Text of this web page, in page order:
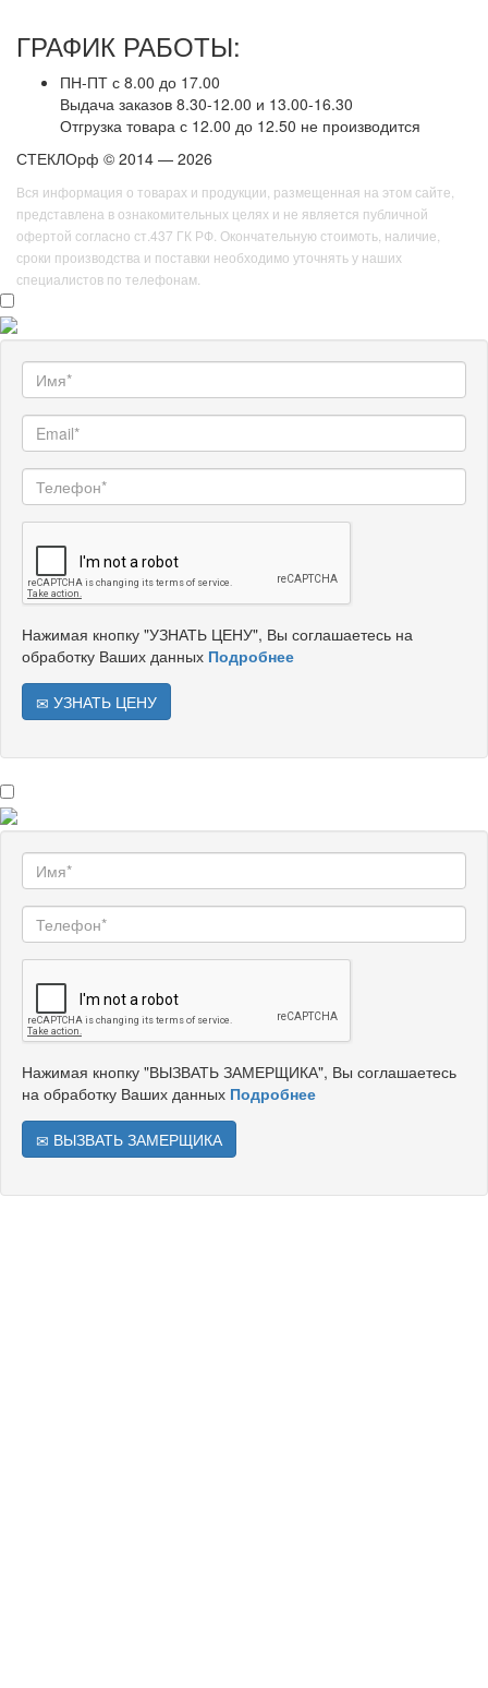
ГРАФИК РАБОТЫ:
ПН-ПТ с 8.00 до 17.00
Выдача заказов 8.30-12.00 и 13.00-16.30
Отгрузка товара с 12.00 до 12.50 не производится
СТЕКЛОрф © 2014 — 2026
Вся информация о товарах и продукции, размещенная на этом сайте,
представлена в ознакомительных целях и не является публичной
офертой согласно ст.437 ГК РФ. Окончательную стоимоть, наличие,
сроки производства и поставки необходимо уточнять у наших
специалистов по телефонам.
Нажимая кнопку "УЗНАТЬ ЦЕНУ", Вы соглашаетесь на
обработку Ваших данных Подробнее
УЗНАТЬ ЦЕНУ
Нажимая кнопку "ВЫЗВАТЬ ЗАМЕРЩИКА", Вы соглашаетесь
на обработку Ваших данных Подробнее
ВЫЗВАТЬ ЗАМЕРЩИКА